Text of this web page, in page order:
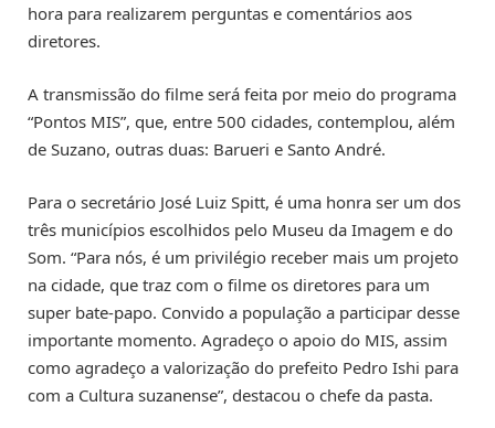
hora para realizarem perguntas e comentários aos
diretores.
A transmissão do filme será feita por meio do programa
“Pontos MIS”, que, entre 500 cidades, contemplou, além
de Suzano, outras duas: Barueri e Santo André.
Para o secretário José Luiz Spitt, é uma honra ser um dos
três municípios escolhidos pelo Museu da Imagem e do
Som. “Para nós, é um privilégio receber mais um projeto
na cidade, que traz com o filme os diretores para um
super bate-papo. Convido a população a participar desse
importante momento. Agradeço o apoio do MIS, assim
como agradeço a valorização do prefeito Pedro Ishi para
com a Cultura suzanense”, destacou o chefe da pasta.